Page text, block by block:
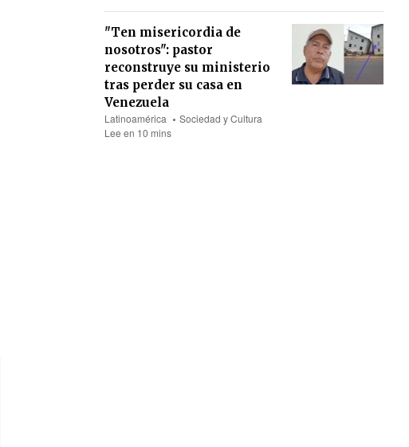
"Ten misericordia de
nosotros": pastor
reconstruye su ministerio
tras perder su casa en
Venezuela
Latinoamérica
Sociedad y Cultura
Lee en 10 mins